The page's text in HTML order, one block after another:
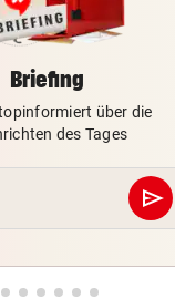
Briefing
über die
des Tages
send